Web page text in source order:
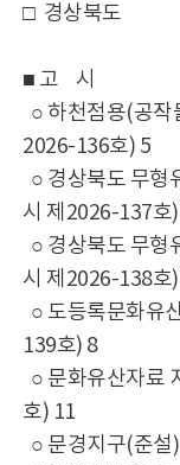
□ 경상북도
■ 고 시
○ 하천점용(공작
2026-136호) 5
○ 경상북도 무형
시 제2026-137호
○ 경상북도 무형
시 제2026-138호
○ 도등록문화유
139호) 8
○ 문화유산자료
호) 11
○ 문경지구(준설